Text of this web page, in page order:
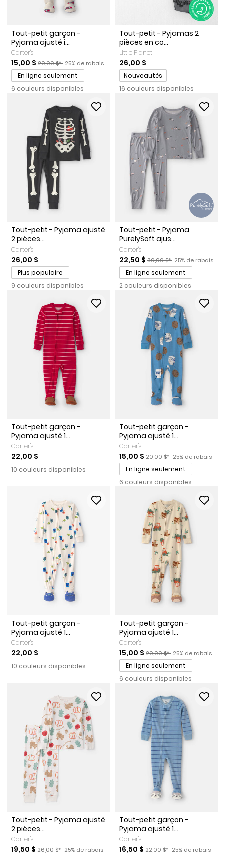
Tout-petit garçon -
Pyjama ajusté i...
Carter's
Prix de solde
15,00 $ Prix ​​de détail suggéré par le fabricant
20,00 $* Pourcentage de rabais
25% de rabais
En ligne seulement
6 couleurs disponibles
Tout-petit - Pyjamas 2
pièces en co...
Little Planet
26,00 $
Promotions
Nouveautés
16 couleurs disponibles
Tout-petit - Pyjama ajusté
2 pièces...
Carter's
26,00 $
Plus populaire
9 couleurs disponibles
Tout-petit - Pyjama
PurelySoft ajus...
Carter's
Prix de solde
22,50 $ Prix ​​de détail suggéré par
30,00 $* Pourcentage de
25% de rabais
En ligne seulement
2 couleurs disponibles
Tout-petit garçon -
Pyjama ajusté 1...
Carter's
22,00 $
10 couleurs disponibles
Tout-petit garçon -
Pyjama ajusté 1...
Carter's
Prix de solde
15,00 $ Prix ​​de détail suggéré par
20,00 $* Pourcentage de
25% de rabais
En ligne seulement
6 couleurs disponibles
Tout-petit garçon -
Pyjama ajusté 1...
Carter's
22,00 $
10 couleurs disponibles
Tout-petit garçon -
Pyjama ajusté 1...
Carter's
Prix de solde
15,00 $ Prix ​​de détail suggéré par
20,00 $* Pourcentage de
25% de rabais
En ligne seulement
6 couleurs disponibles
Tout-petit - Pyjama ajusté
2 pièces...
Carter's
Prix de solde
19,50 $ Prix ​​de détail suggéré par le fabricant
26,00 $* Pourcentage de rabais
25% de rabais
Tout-petit garçon -
Pyjama ajusté 1...
Carter's
Prix de solde
16,50 $ Prix ​​de détail suggéré par
22,00 $* Pourcentage de
25% de rabais